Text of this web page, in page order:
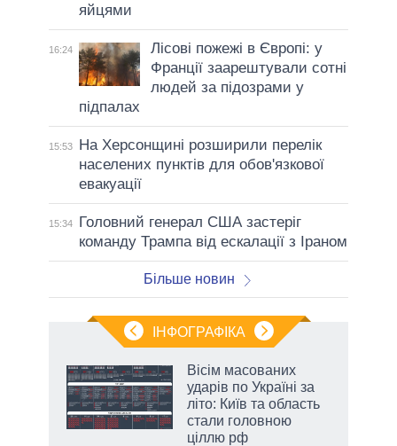
яйцями
16:24
Лісові пожежі в Європі: у
Франції заарештували сотні
людей за підозрами у
підпалах
15:53
На Херсонщині розширили перелік
населених пунктів для обов'язкової
евакуації
15:34
Головний генерал США застеріг
команду Трампа від ескалації з Іраном
Більше новин
ІНФОГРАФІКА
Вісім масованих
ударів по Україні за
літо: Київ та область
стали головною
ціллю рф